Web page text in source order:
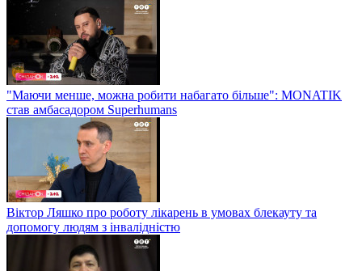
"Маючи менше, можна робити набагато більше": MONATIK
став амбасадором Superhumans
Віктор Ляшко про роботу лікарень в умовах блекауту та
допомогу людям з інвалідністю